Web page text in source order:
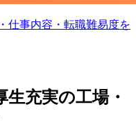
仕事内容・転職難易度を
生充実の工場・